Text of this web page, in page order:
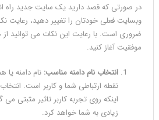
در صورتی که قصد دارید یک سایت جدید راه
وبسایت فعلی خودتان را تغییر دهید، رعایت
ضروری است. با رعایت این نکات می توانید از
موفقیت آغاز کنید.
انتخاب نام دامنه مناسب: نام دامنه
نقطه ارتباطی شما و کاربر است.
اینکه روی تجربه کاربر تاثیر مثبتی
زیادی به شما خواهد کرد.